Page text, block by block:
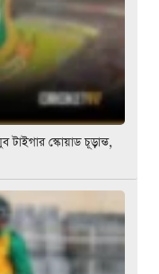
টাইগার স্কোয়াড চূড়ান্ত,